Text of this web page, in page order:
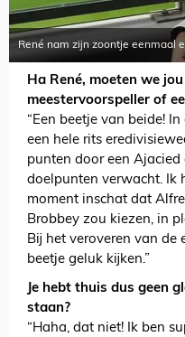
René nam zijn zoontje eenmaal
Ha René, moeten we
meestervoorspeller of
“Een beetje van beide!
een hele rits
punten door een
doelpunten verwacht. Ik
moment inschat dat
Brobbey zou kiezen, in
Bij het veroveren van de
beetje geluk kijken.”
Je hebt thuis dus geen
staan?
“Haha, dat niet! Ik ben